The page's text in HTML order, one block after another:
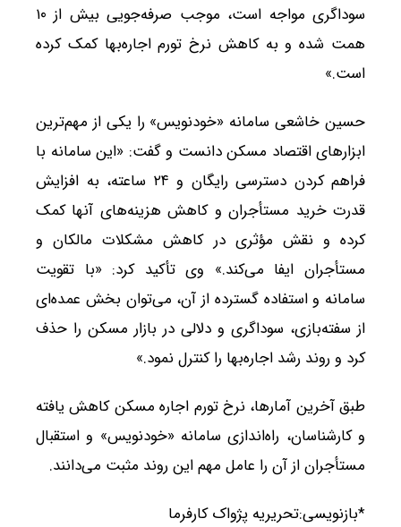
سوداگری مواجه است، موجب صرفه‌جویی بیش از ۱۰
همت شده و به کاهش نرخ تورم اجاره‌بها کمک کرده
است.»
حسین خاشعی سامانه «خودنویس» را یکی از مهم‌ترین
ابزارهای اقتصاد مسکن دانست و گفت: «این سامانه با
فراهم کردن دسترسی رایگان و ۲۴ ساعته، به افزایش
قدرت خرید مستأجران و کاهش هزینه‌های آنها کمک
کرده و نقش مؤثری در کاهش مشکلات مالکان و
مستأجران ایفا می‌کند.» وی تأکید کرد: «با تقویت
سامانه و استفاده گسترده از آن، می‌توان بخش عمده‌ای
از سفته‌بازی، سوداگری و دلالی در بازار مسکن را حذف
کرد و روند رشد اجاره‌بها را کنترل نمود.»
طبق آخرین آمارها، نرخ تورم اجاره مسکن کاهش یافته
و کارشناسان، راه‌اندازی سامانه «خودنویس» و استقبال
مستأجران از آن را عامل مهم این روند مثبت می‌دانند.
*بازنویسی:تحریریه پژواک کارفرما